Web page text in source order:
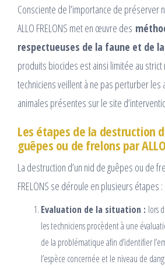
Consciente de l’importance de préserver
ALLO FRELONS met en œuvre des
respectueuses de la faune et de
produits biocides est ainsi limitée au
techniciens veillent à ne pas perturber les
animales présentes sur le site
Les étapes de la destruction
guêpes ou de frelons par ALLO
La destruction d’un nid de guêpes ou de
FRELONS se déroule en plusieurs étapes :
Evaluation de la situation : lors
les techniciens procèdent à une
de la problématique afin d’identifier
l’espèce concernée et le niveau de